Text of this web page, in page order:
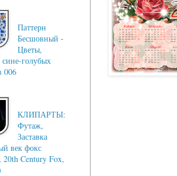
Паттерн
Бесшовный -
Цветы,
голубых
006
КЛИПАРТЫ:
Футаж,
Заставка
век фокс
20th Century Fox,